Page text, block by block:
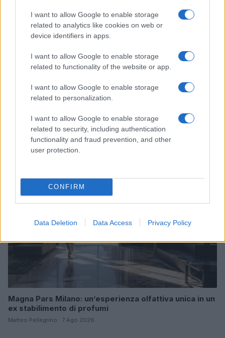
I want to allow Google to enable storage
related to analytics like cookies on web or
device identifiers in apps.
I want to allow Google to enable storage
related to functionality of the website or app.
I want to allow Google to enable storage
related to personalization.
I want to allow Google to enable storage
related to security, including authentication
functionality and fraud prevention, and other
user protection.
CONFIRM
Data Deletion Data Access Privacy Policy
Look da ufficio estate 2026: consigli per un
abbigliamento fresco e professionale
Cristian Castiglioni · 7 Ago 2026
Magna Pars Milano: un’esperienza olfattiva unica in un
ex stabilimento di profumi
Matteo Pellegrino · 7 Ago 2026